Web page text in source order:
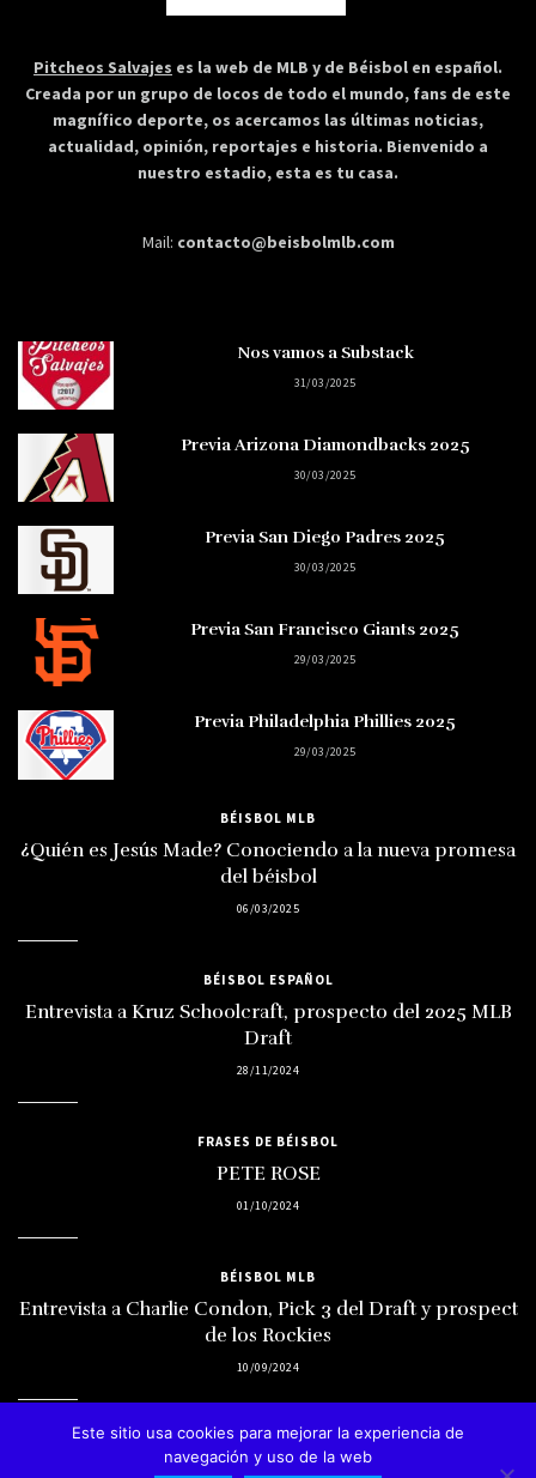
Pitcheos Salvajes es la web de MLB y de Béisbol en español.
Creada por un grupo de locos de todo el mundo, fans de este
magnífico deporte, os acercamos las últimas noticias,
actualidad, opinión, reportajes e historia. Bienvenido a
nuestro estadio, esta es tu casa.
Mail: contacto@beisbolmlb.com
Nos vamos a Substack
31/03/2025
Previa Arizona Diamondbacks 2025
30/03/2025
Previa San Diego Padres 2025
30/03/2025
Previa San Francisco Giants 2025
29/03/2025
Previa Philadelphia Phillies 2025
29/03/2025
BÉISBOL MLB
¿Quién es Jesús Made? Conociendo a la nueva promesa
del béisbol
06/03/2025
BÉISBOL ESPAÑOL
Entrevista a Kruz Schoolcraft, prospecto del 2025 MLB
Draft
28/11/2024
FRASES DE BÉISBOL
PETE ROSE
01/10/2024
BÉISBOL MLB
Entrevista a Charlie Condon, Pick 3 del Draft y prospect
de los Rockies
10/09/2024
Este sitio usa cookies para mejorar la experiencia de
navegación y uso de la web